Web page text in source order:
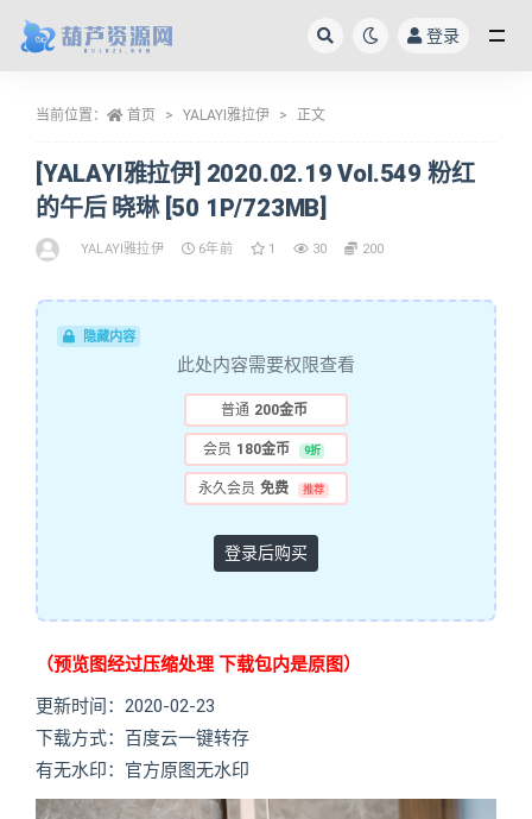
登录
当前位置： 首页 YALAYI雅拉伊 正文
[YALAYI雅拉伊] 2020.02.19 Vol.549 粉红
的午后 晓琳 [50 1P/723MB]
YALAYI雅拉伊 6年前 1 30 200
隐藏内容
此处内容需要权限查看
普通 200金币
会员 180金币 9折
永久会员 免费 推荐
登录后购买
（预览图经过压缩处理 下载包内是原图）
更新时间：2020-02-23
下载方式：百度云一键转存
有无水印：官方原图无水印